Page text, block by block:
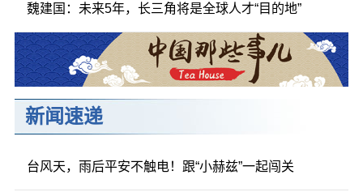
魏建国：未来5年，长三角将是全球人才“目的地”
新闻速递
台风天，雨后平安不触电！跟“小赫兹”一起闯关